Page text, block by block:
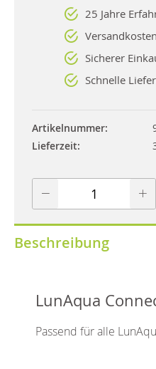
25 Jahre
Sicherer
Schnelle
Artikelnummer
Lieferzeit
Beschreibung
LunAqua
Passend für alle